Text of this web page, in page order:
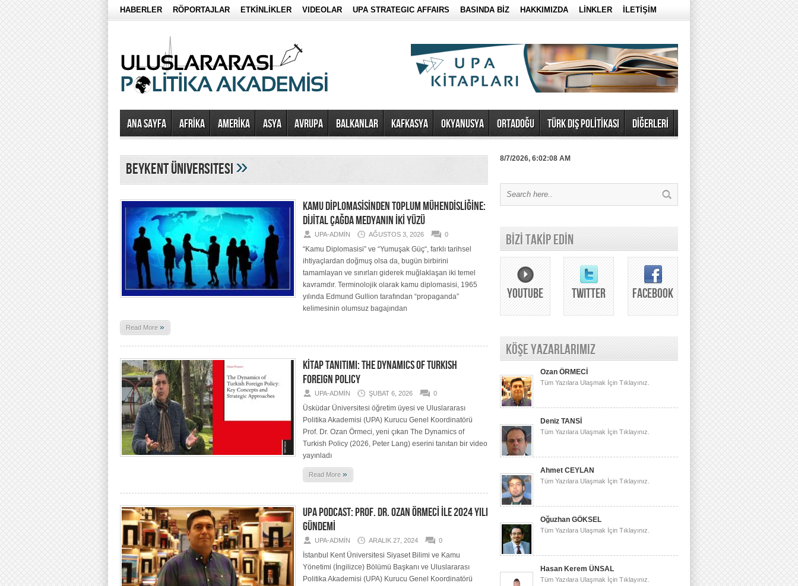
HABERLER RÖPORTAJLAR ETKİNLİKLER VIDEOLAR UPA STRATEGIC AFFAIRS BASINDA BİZ HAKKIMIZDA LİNKLER İLETİŞİM
Ana Sayfa AFRİKA AMERİKA ASYA AVRUPA BALKANLAR KAFKASYA OKYANUSYA ORTADOĞU TÜRK DIŞ POLİTİKASI DİĞERLERİ
beykent üniversitesi»
KAMU DİPLOMASİSİNDEN TOPLUM MÜHENDİSLİĞİNE:
DİJİTAL ÇAĞDA MEDYANIN İKİ YÜZÜ
UPA-ADMIN AĞUSTOS 3, 2026 0
“Kamu Diplomasisi” ve “Yumuşak Güç“, farklı tarihsel
ihtiyaçlardan doğmuş olsa da, bugün birbirini
tamamlayan ve sınırları giderek muğlaklaşan iki temel
kavramdır. Terminolojik olarak kamu diplomasisi, 1965
yılında Edmund Gullion tarafından “propaganda”
kelimesinin olumsuz bagajından
Read More »
KİTAP TANITIMI: THE DYNAMICS OF TURKISH
FOREIGN POLICY
UPA-ADMIN ŞUBAT 6, 2026 0
Üsküdar Üniversitesi öğretim üyesi ve Uluslararası
Politika Akademisi (UPA) Kurucu Genel Koordinatörü
Prof. Dr. Ozan Örmeci, yeni çıkan The Dynamics of
Turkish Policy (2026, Peter Lang) eserini tanıtan bir video
yayınladı
Read More »
UPA PODCAST: PROF. DR. OZAN ÖRMECİ İLE 2024 YILI
GÜNDEMİ
UPA-ADMIN ARALIK 27, 2024 0
İstanbul Kent Üniversitesi Siyaset Bilimi ve Kamu
Yönetimi (İngilizce) Bölümü Başkanı ve Uluslararası
Politika Akademisi (UPA) Kurucu Genel Koordinatörü
8/7/2026, 6:02:08 AM
BİZİ TAKİP EDİN
YOUTUBE TWITTER FACEBOOK
KÖŞE YAZARLARIMIZ
Ozan ÖRMECİ
Tüm Yazılara Ulaşmak İçin Tıklayınız.
Deniz TANSİ
Tüm Yazılara Ulaşmak İçin Tıklayınız.
Ahmet CEYLAN
Tüm Yazılara Ulaşmak İçin Tıklayınız.
Oğuzhan GÖKSEL
Tüm Yazılara Ulaşmak İçin Tıklayınız.
Hasan Kerem ÜNSAL
Tüm Yazılara Ulaşmak İçin Tıklayınız.